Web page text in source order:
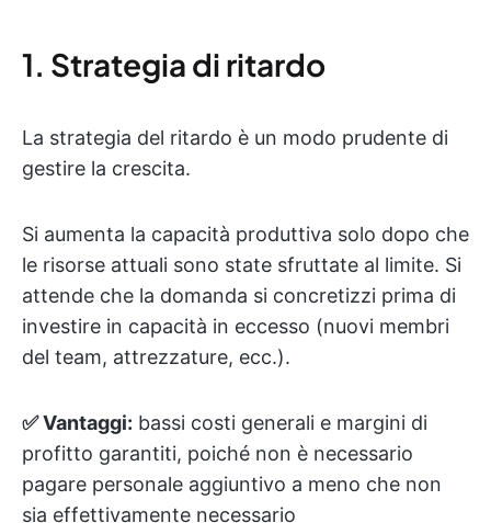
1. Strategia di ritardo
La strategia del ritardo è un modo prudente di
gestire la crescita.
Si aumenta la capacità produttiva solo dopo che
le risorse attuali sono state sfruttate al limite. Si
attende che la domanda si concretizzi prima di
investire in capacità in eccesso (nuovi membri
del team, attrezzature, ecc.).
✅ Vantaggi: bassi costi generali e margini di
profitto garantiti, poiché non è necessario
pagare personale aggiuntivo a meno che non
sia effettivamente necessario